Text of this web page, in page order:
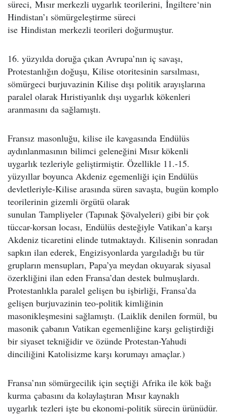
süreci, Mısır merkezli uygarlık teorilerini, İngiltere‘nin
Hindistan’ı sömürgeleştirme süreci
ise Hindistan merkezli teorileri doğurmuştur.
16. yüzyılda doruğa çıkan Avrupa’nın iç savaşı,
Protestanlığın doğuşu, Kilise otoritesinin sarsılması,
sömürgeci burjuvazinin Kilise dışı politik arayışlarına
paralel olarak Hıristiyanlık dışı uygarlık kökenleri
aranmasını da sağlamıştı.
Fransız masonluğu, kilise ile kavgasında Endülüs
aydınlanmasının bilimci geleneğini Mısır kökenli
uygarlık tezleriyle geliştirmiştir. Özellikle 11.-15.
yüzyıllar boyunca Akdeniz egemenliği için Endülüs
devletleriyle-Kilise arasında süren savaşta, bugün komplo
teorilerinin gizemli örgütü olarak
sunulan Tampliyeler (Tapınak Şövalyeleri) gibi bir çok
tüccar-korsan locası, Endülüs desteğiyle Vatikan’a karşı
Akdeniz ticaretini elinde tutmaktaydı. Kilisenin sonradan
sapkın ilan ederek, Engizisyonlarda yargıladığı bu tür
grupların mensupları, Papa’ya meydan okuyarak siyasal
özerkliğini ilan eden Fransa’dan destek bulmuşlardı.
Protestanlıkla paralel gelişen bu işbirliği, Fransa’da
gelişen burjuvazinin teo-politik kimliğinin
masonikleşmesini sağlamıştı. (Laiklik denilen formül, bu
masonik çabanın Vatikan egemenliğine karşı geliştirdiği
bir siyaset tekniğidir ve özünde Protestan-Yahudi
dinciliğini Katolisizme karşı korumayı amaçlar.)
Fransa’nın sömürgecilik için seçtiği Afrika ile kök bağı
kurma çabasını da kolaylaştıran Mısır kaynaklı
uygarlık tezleri işte bu ekonomi-politik sürecin ürünüdür.